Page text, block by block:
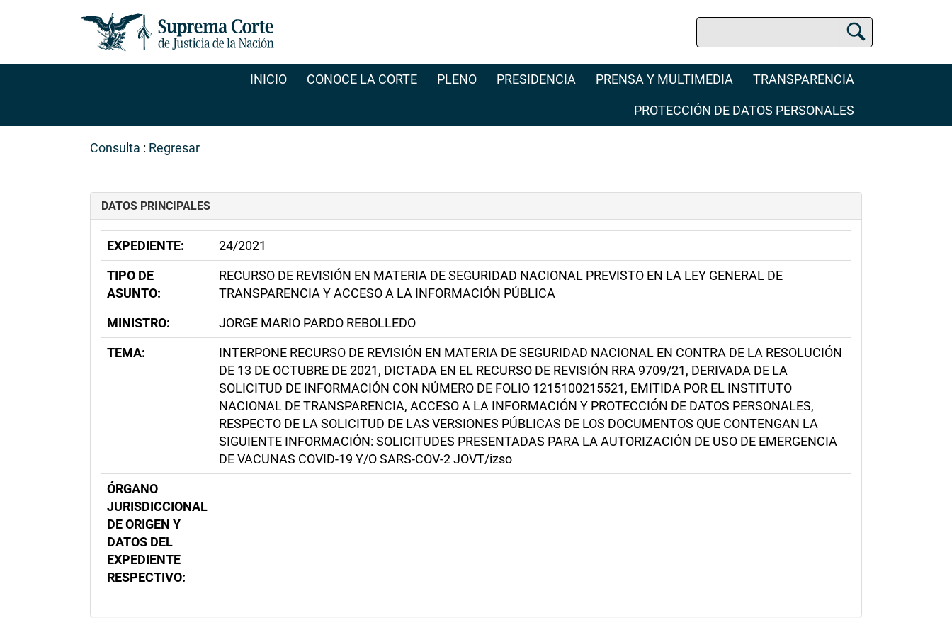
Buscar
INICIO CONOCE LA CORTE PLENO PRESIDENCIA PRENSA Y MULTIMEDIA TRANSPARENCIA
PROTECCIÓN DE DATOS PERSONALES
Consulta : Regresar
DATOS PRINCIPALES
EXPEDIENTE:
24/2021
TIPO DE
ASUNTO:
RECURSO DE REVISIÓN EN MATERIA DE SEGURIDAD NACIONAL PREVISTO EN LA LEY GENERAL DE
TRANSPARENCIA Y ACCESO A LA INFORMACIÓN PÚBLICA
MINISTRO:
JORGE MARIO PARDO REBOLLEDO
TEMA:
INTERPONE RECURSO DE REVISIÓN EN MATERIA DE SEGURIDAD NACIONAL EN CONTRA DE LA RESOLUCIÓN
DE 13 DE OCTUBRE DE 2021, DICTADA EN EL RECURSO DE REVISIÓN RRA 9709/21, DERIVADA DE LA
SOLICITUD DE INFORMACIÓN CON NÚMERO DE FOLIO 1215100215521, EMITIDA POR EL INSTITUTO
NACIONAL DE TRANSPARENCIA, ACCESO A LA INFORMACIÓN Y PROTECCIÓN DE DATOS PERSONALES,
RESPECTO DE LA SOLICITUD DE LAS VERSIONES PÚBLICAS DE LOS DOCUMENTOS QUE CONTENGAN LA
SIGUIENTE INFORMACIÓN: SOLICITUDES PRESENTADAS PARA LA AUTORIZACIÓN DE USO DE EMERGENCIA
DE VACUNAS COVID-19 Y/O SARS-COV-2 JOVT/izso
ÓRGANO
JURISDICCIONAL
DE ORIGEN Y
DATOS DEL
EXPEDIENTE
RESPECTIVO: